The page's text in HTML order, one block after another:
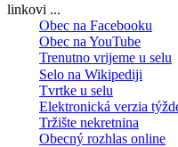
linkovi ...
Obec na Facebooku
Obec na YouTube
Trenutno vrijeme u selu
Selo na Wikipediji
Tvrtke u selu
Elektronická verzia
Tržište nekretnina
Obecný rozhlas online